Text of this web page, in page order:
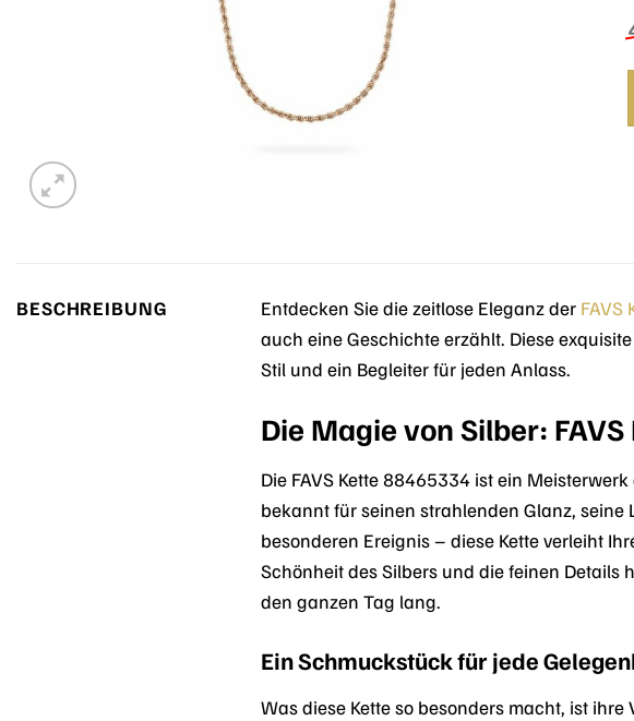
BESCHREIBUNG Entdecken Sie die zeitlose Eleganz der FAVS
auch eine Geschichte erzählt. Diese exquisite
Stil und ein Begleiter für jeden Anlass.
Die Magie von Silber:
Die FAVS Kette 88465334 ist ein
bekannt für seinen strahlenden Glanz, seine
besonderen Ereignis – diese Kette verleiht
Schönheit des Silbers und die feinen Details
den ganzen Tag lang.
Ein Schmuckstück für jede
Was diese Kette so besonders macht, ist